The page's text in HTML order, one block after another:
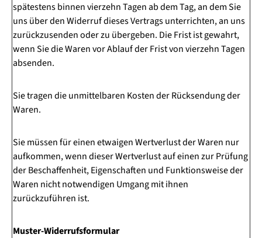
spätestens binnen vierzehn Tagen ab dem Tag, an dem Sie
uns über den Widerruf dieses Vertrags unterrichten, an uns
zurückzusenden oder zu übergeben. Die Frist ist gewahrt,
wenn Sie die Waren vor Ablauf der Frist von vierzehn Tagen
absenden.
Sie tragen die unmittelbaren Kosten der Rücksendung der
Waren.
Sie müssen für einen etwaigen Wertverlust der Waren nur
aufkommen, wenn dieser Wertverlust auf einen zur Prüfung
der Beschaffenheit, Eigenschaften und Funktionsweise der
Waren nicht notwendigen Umgang mit ihnen
zurückzuführen ist.
Muster-Widerrufsformular